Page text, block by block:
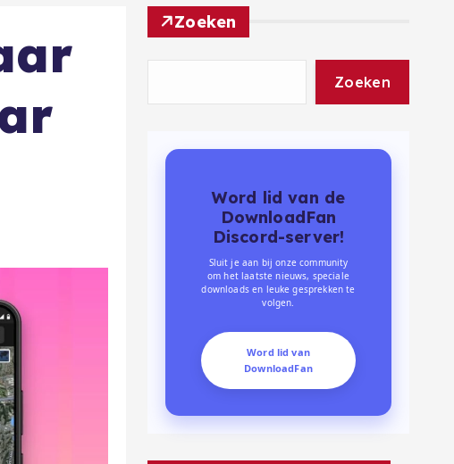
Zoeken
Zoeken
Word lid van de
DownloadFan
Discord-server!
Sluit je aan bij onze community
om het laatste nieuws, speciale
downloads en leuke gesprekken te
volgen.
Word lid van
DownloadFan